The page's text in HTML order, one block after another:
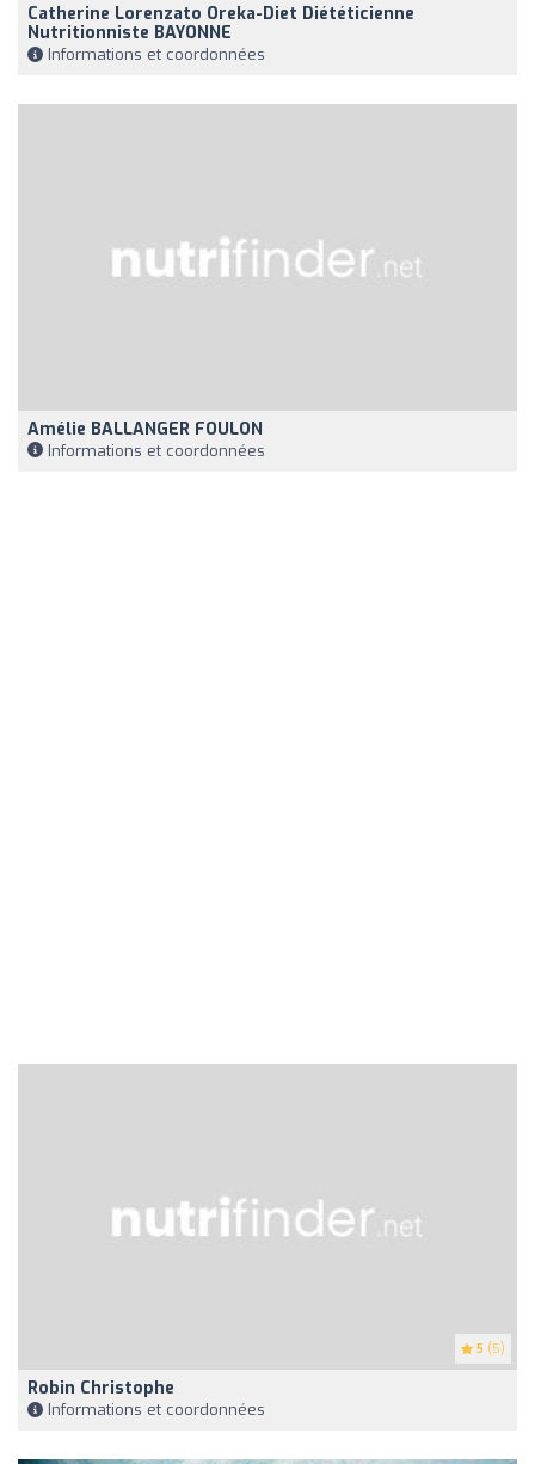
Catherine Lorenzato Oreka-Diet Diététicienne
Nutritionniste BAYONNE
Informations et coordonnées
Amélie BALLANGER FOULON
Informations et coordonnées
5 (5)
Robin Christophe
Informations et coordonnées